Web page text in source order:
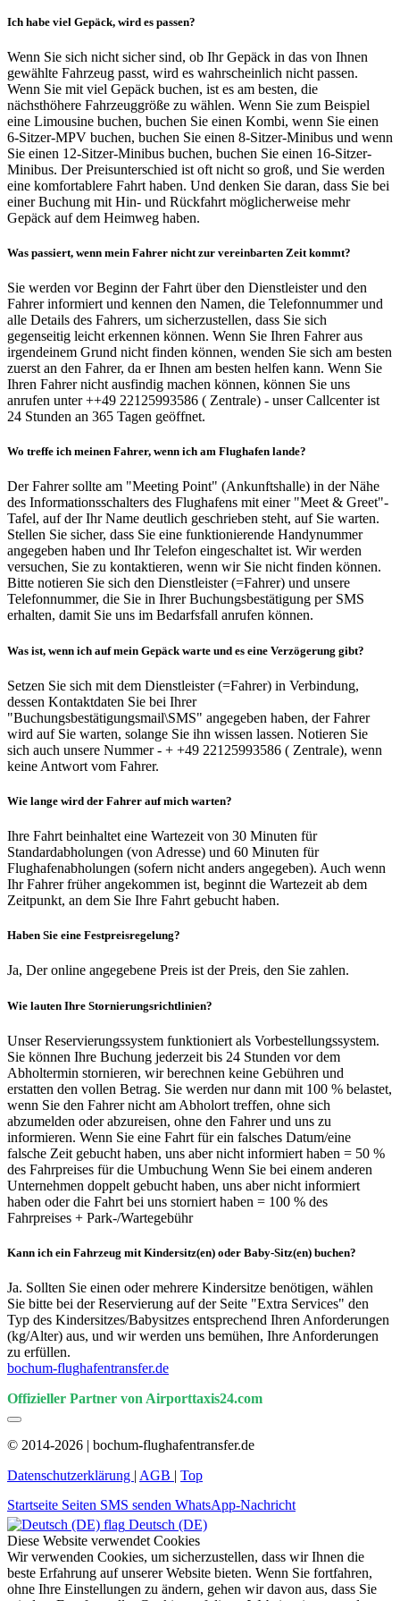
Ich habe viel Gepäck, wird es passen?
Wenn Sie sich nicht sicher sind, ob Ihr Gepäck in das von Ihnen
gewählte Fahrzeug passt, wird es wahrscheinlich nicht passen.
Wenn Sie mit viel Gepäck buchen, ist es am besten, die
nächsthöhere Fahrzeuggröße zu wählen. Wenn Sie zum Beispiel
eine Limousine buchen, buchen Sie einen Kombi, wenn Sie einen
6-Sitzer-MPV buchen, buchen Sie einen 8-Sitzer-Minibus und wenn
Sie einen 12-Sitzer-Minibus buchen, buchen Sie einen 16-Sitzer-
Minibus. Der Preisunterschied ist oft nicht so groß, und Sie werden
eine komfortablere Fahrt haben. Und denken Sie daran, dass Sie bei
einer Buchung mit Hin- und Rückfahrt möglicherweise mehr
Gepäck auf dem Heimweg haben.
Was passiert, wenn mein Fahrer nicht zur vereinbarten Zeit kommt?
Sie werden vor Beginn der Fahrt über den Dienstleister und den
Fahrer informiert und kennen den Namen, die Telefonnummer und
alle Details des Fahrers, um sicherzustellen, dass Sie sich
gegenseitig leicht erkennen können. Wenn Sie Ihren Fahrer aus
irgendeinem Grund nicht finden können, wenden Sie sich am besten
zuerst an den Fahrer, da er Ihnen am besten helfen kann. Wenn Sie
Ihren Fahrer nicht ausfindig machen können, können Sie uns
anrufen unter ++49 22125993586 ( Zentrale) - unser Callcenter ist
24 Stunden an 365 Tagen geöffnet.
Wo treffe ich meinen Fahrer, wenn ich am Flughafen lande?
Der Fahrer sollte am "Meeting Point" (Ankunftshalle) in der Nähe
des Informationsschalters des Flughafens mit einer "Meet & Greet"-
Tafel, auf der Ihr Name deutlich geschrieben steht, auf Sie warten.
Stellen Sie sicher, dass Sie eine funktionierende Handynummer
angegeben haben und Ihr Telefon eingeschaltet ist. Wir werden
versuchen, Sie zu kontaktieren, wenn wir Sie nicht finden können.
Bitte notieren Sie sich den Dienstleister (=Fahrer) und unsere
Telefonnummer, die Sie in Ihrer Buchungsbestätigung per SMS
erhalten, damit Sie uns im Bedarfsfall anrufen können.
Was ist, wenn ich auf mein Gepäck warte und es eine Verzögerung gibt?
Setzen Sie sich mit dem Dienstleister (=Fahrer) in Verbindung,
dessen Kontaktdaten Sie bei Ihrer
"Buchungsbestätigungsmail\SMS" angegeben haben, der Fahrer
wird auf Sie warten, solange Sie ihn wissen lassen. Notieren Sie
sich auch unsere Nummer - + +49 22125993586 ( Zentrale), wenn
keine Antwort vom Fahrer.
Wie lange wird der Fahrer auf mich warten?
Ihre Fahrt beinhaltet eine Wartezeit von 30 Minuten für
Standardabholungen (von Adresse) und 60 Minuten für
Flughafenabholungen (sofern nicht anders angegeben). Auch wenn
Ihr Fahrer früher angekommen ist, beginnt die Wartezeit ab dem
Zeitpunkt, an dem Sie Ihre Fahrt gebucht haben.
Haben Sie eine Festpreisregelung?
Ja, Der online angegebene Preis ist der Preis, den Sie zahlen.
Wie lauten Ihre Stornierungsrichtlinien?
Unser Reservierungssystem funktioniert als Vorbestellungssystem.
Sie können Ihre Buchung jederzeit bis 24 Stunden vor dem
Abholtermin stornieren, wir berechnen keine Gebühren und
erstatten den vollen Betrag. Sie werden nur dann mit 100 % belastet,
wenn Sie den Fahrer nicht am Abholort treffen, ohne sich
abzumelden oder abzureisen, ohne den Fahrer und uns zu
informieren. Wenn Sie eine Fahrt für ein falsches Datum/eine
falsche Zeit gebucht haben, uns aber nicht informiert haben = 50 %
des Fahrpreises für die Umbuchung Wenn Sie bei einem anderen
Unternehmen doppelt gebucht haben, uns aber nicht informiert
haben oder die Fahrt bei uns storniert haben = 100 % des
Fahrpreises + Park-/Wartegebühr
Kann ich ein Fahrzeug mit Kindersitz(en) oder Baby-Sitz(en) buchen?
Ja. Sollten Sie einen oder mehrere Kindersitze benötigen, wählen
Sie bitte bei der Reservierung auf der Seite "Extra Services" den
Typ des Kindersitzes/Babysitzes entsprechend Ihren Anforderungen
(kg/Alter) aus, und wir werden uns bemühen, Ihre Anforderungen
zu erfüllen.
bochum-flughafentransfer.de
Offizieller Partner von Airporttaxis24.com
© 2014-2026 | bochum-flughafentransfer.de
Datenschutzerklärung | AGB | Top
Startseite Seiten SMS senden WhatsApp-Nachricht
Deutsch (DE)
Diese Website verwendet Cookies
Wir verwenden Cookies, um sicherzustellen, dass wir Ihnen die
beste Erfahrung auf unserer Website bieten. Wenn Sie fortfahren,
ohne Ihre Einstellungen zu ändern, gehen wir davon aus, dass Sie